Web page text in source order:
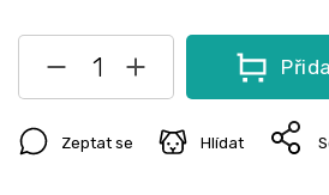
Zeptat se Hlídat